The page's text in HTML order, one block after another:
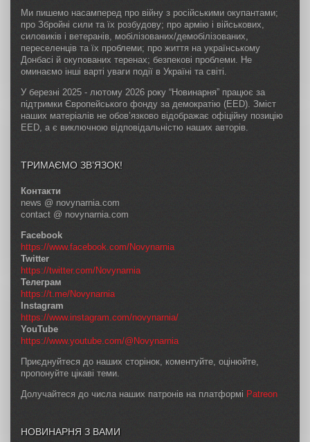
Ми пишемо насамперед про війну з російськими окупантами;
про Збройні сили та їх розбудову; про армію і військових,
силовиків і ветеранів, мобілізованих/демобілізованих,
переселенців та їх проблеми; про життя на українському
Донбасі й окупованих теренах; безпекові проблеми. Не
оминаємо інші варті уваги події в Україні та світі.
У березні 2025 - лютому 2026 року “Новинарня” працює за
підтримки Європейського фонду за демократію (EED). Зміст
наших матеріалів не обов’язково відображає офіційну позицію
EED, а є виключною відповідальністю наших авторів.
ТРИМАЄМО ЗВ’ЯЗОК!
Контакти
news @ novynarnia.com
contact @ novynarnia.com
Facebook
https://www.facebook.com/Novynarnia
Twitter
https://twitter.com/Novynarnia
Телеграм
https://t.me/Novynarnia
Instagram
https://www.instagram.com/novynarnia/
YouTube
https://www.youtube.com/@Novynarnia
Приєднуйтеся до наших сторінок, коментуйте, оцінюйте,
пропонуйте цікаві теми.
Долучайтеся до числа наших патронів на платформі Patreon
НОВИНАРНЯ З ВАМИ